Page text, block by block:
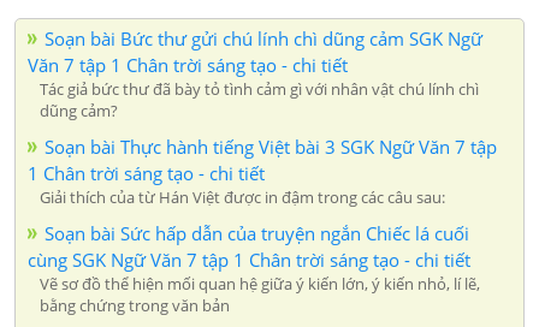
Soạn bài Bức thư gửi chú lính chì dũng cảm SGK Ngữ
Văn 7 tập 1 Chân trời sáng tạo - chi tiết
Tác giả bức thư đã bày tỏ tình cảm gì với nhân vật chú lính chì
dũng cảm?
Soạn bài Thực hành tiếng Việt bài 3 SGK Ngữ Văn 7 tập
1 Chân trời sáng tạo - chi tiết
Giải thích của từ Hán Việt được in đậm trong các câu sau:
Soạn bài Sức hấp dẫn của truyện ngắn Chiếc lá cuối
cùng SGK Ngữ Văn 7 tập 1 Chân trời sáng tạo - chi tiết
Vẽ sơ đồ thể hiện mối quan hệ giữa ý kiến lớn, ý kiến nhỏ, lí lẽ,
bằng chứng trong văn bản